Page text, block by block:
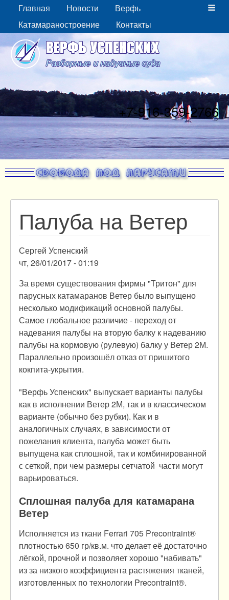
+7-916-359-2766
Главная Новости
Верфь
Катамараностроение
Контакты
Палуба на Ветер
Сергей Успенский
чт, 26/01/2017 - 01:19
За время существования фирмы "Тритон" для
парусных катамаранов Ветер было выпущено
несколько модификаций основной палубы.
Самое глобальное различие - переход от
надевания палубы на вторую балку к надеванию
палубы на кормовую (рулевую) балку у Ветер 2М.
Параллельно произошёл отказ от пришитого
кокпита-укрытия.
"Верфь Успенских" выпускает варианты палубы
как в исполнении Ветер 2М, так и в классическом
варианте (обычно без рубки). Как и в
аналогичных случаях, в зависимости от
пожелания клиента, палуба может быть
выпущена как сплошной, так и комбинированной
с сеткой, при чем размеры сетчатой части могут
варьироваться.
Сплошная палуба для катамарана
Ветер
Исполняется из ткани Ferrari 705 Precontraint®
плотностью 650 гр/кв.м. что делает её достаточно
лёгкой, прочной и позволяет хорошо "набивать"
из за низкого коэффициента растяжения тканей,
изготовленных по технологии Precontraint®.